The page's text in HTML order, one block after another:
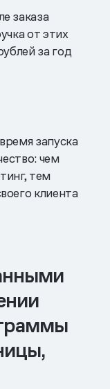
заказа
от этих
за год
запуска
чем
тем
клиента